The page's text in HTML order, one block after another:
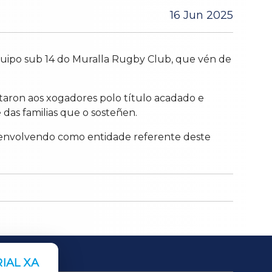
16 Jun 2025
sub 14 do Muralla Rugby Club, que vén de
aos xogadores polo título acadado e
familias que o sosteñen.
como entidade referente deste
XA